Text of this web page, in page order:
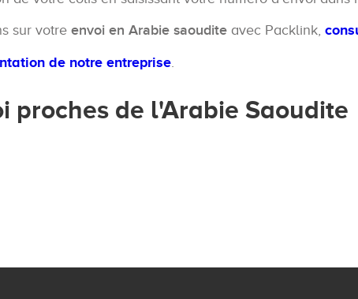
sur votre envoi en Arabie saoudite avec Packlink,
de notre entreprise.
proches de l'Arabie Saoudite